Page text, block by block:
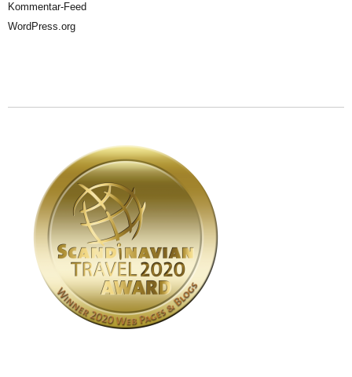
Kommentar-Feed
WordPress.org